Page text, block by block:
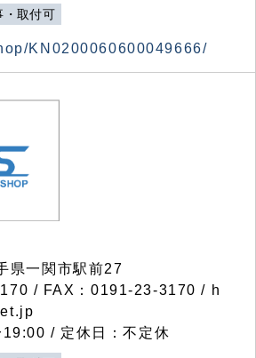
・取付可
KN0200060600049666/
一関市駅前27
/ FAX：0191-23-3170 / h
/ 定休日：不定休